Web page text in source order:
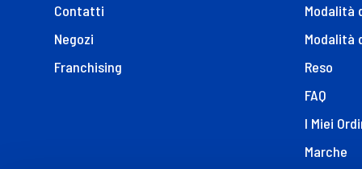
Contatti
Negozi
Franchising
Modalità
Modalità
Reso
FAQ
I Miei
Marche